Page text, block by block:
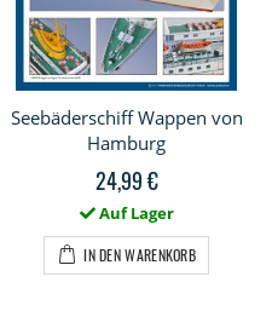
Seebäderschiff Wappen von
Hamburg
24,99 €
Auf Lager
IN DEN WARENKORB